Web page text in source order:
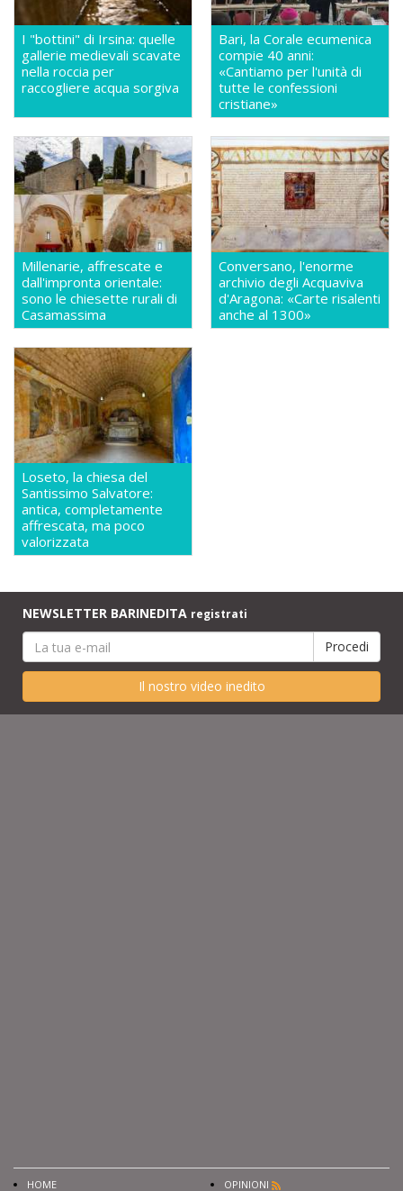
I "bottini" di Irsina: quelle
gallerie medievali scavate
nella roccia per
raccogliere acqua sorgiva
Bari, la Corale ecumenica
compie 40 anni:
«Cantiamo per l'unità di
tutte le confessioni
cristiane»
Millenarie, affrescate e
dall'impronta orientale:
sono le chiesette rurali di
Casamassima
Conversano, l'enorme
archivio degli Acquaviva
d'Aragona: «Carte risalenti
anche al 1300»
Loseto, la chiesa del
Santissimo Salvatore:
antica, completamente
affrescata, ma poco
valorizzata
NEWSLETTER BARINEDITA registrati
Il nostro video inedito
HOME OPINIONI